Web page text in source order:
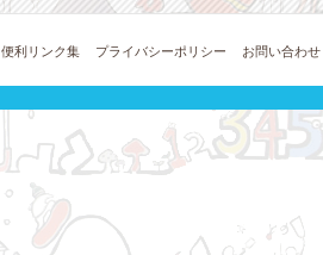
便利リンク集 プライバシーポリシー お問い合わせ